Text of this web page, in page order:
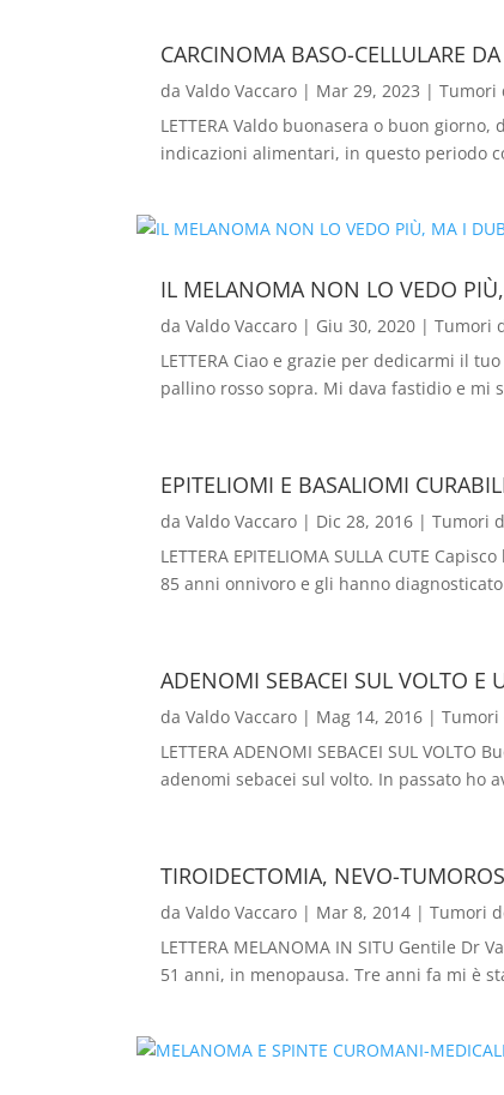
CARCINOMA BASO-CELLULARE
daValdo Vaccaro | Mar 29, 2023 |Tumori
LETTERA Valdo buonasera o buon
indicazioni alimentari, in questo periodo
IL MELANOMA NON LO VEDO
daValdo Vaccaro | Giu 30, 2020 |Tumori
LETTERA Ciao e grazie per dedicarmi il
pallino rosso sopra. Mi dava fastidio e mi
EPITELIOMI E BASALIOMI
daValdo Vaccaro | Dic 28, 2016 |Tumori
LETTERA EPITELIOMA SULLA CUTE
85 anni onnivoro e gli hanno
ADENOMI SEBACEI SUL VOLTO E
daValdo Vaccaro | Mag 14, 2016 |Tumori
LETTERA ADENOMI SEBACEI SUL
adenomi sebacei sul volto. In passato ho
TIROIDECTOMIA, NEVO-
daValdo Vaccaro | Mar 8, 2014 |Tumori
LETTERA MELANOMA IN SITU Gentile
51 anni, in menopausa. Tre anni fa mi è